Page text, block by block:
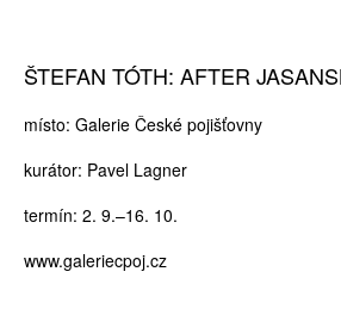
ŠTEFAN TÓTH: AFTER
místo: Galerie České pojišťovny
kurátor: Pavel Lagner
termín: 2. 9.–16. 10.
www.galeriecpoj.cz